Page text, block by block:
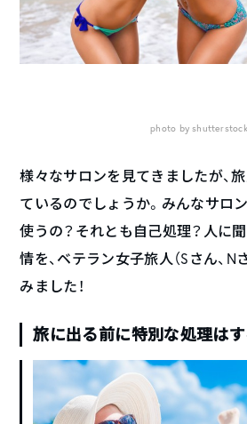
photo by shutterstock
様々なサロンを見てきましたが、
ているのでしょうか。みんなサロ
使うの？それとも自己処理？人に
情を、ベテラン女子旅人（Sさん、N
みました！
旅に出る前に特別な処理はす